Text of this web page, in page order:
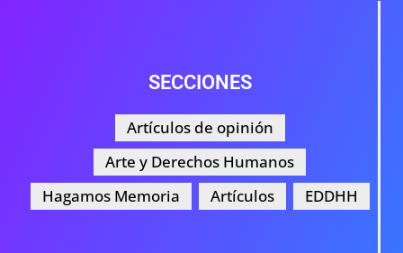
SECCIONES
Artículos de opinión
Arte y Derechos Humanos
Hagamos Memoria
Artículos EDDHH